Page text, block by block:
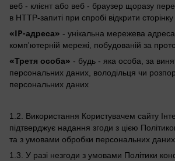
веб - клієнт або веб - браузер щоразу
в HTTP-запиті при спробі відкрити сторінку
«IP-адреса» - унікальна мережева
комп'ютерній мережі, побудованій за
«Третя особа» - будь - яка особа, за
персональних даних, володільця чи
персональних даних
1.2. Використання Користувачем сайту
підтверджує надання згоди з цією
та з умовами обробки персональних даних
1.3. У разі незгоди з умовами Політики